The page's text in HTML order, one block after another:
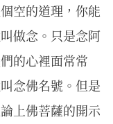
空的道理，你能
做念。只是念阿
的心裡面常常
念佛名號。但是
上佛菩薩的開示